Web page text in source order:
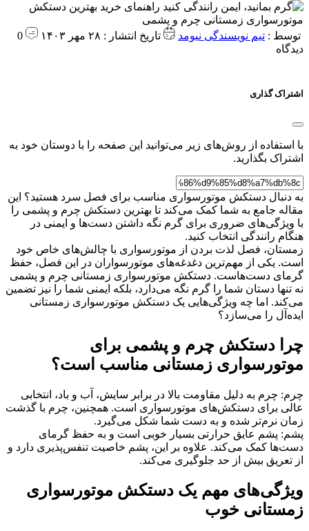
توسط : تیم نویسندگی نیومد تاریخ انتشار : ۲۸ مهر ۱۴۰۳
0
دیدگاه
اشتراک گذاری
با استفاده از روش‌های زیر می‌توانید این صفحه را با دوستان خود به
اشتراک بگذارید.
به دنبال دستکش موتورسواری مناسب برای فصل سرد هستید؟ این
مقاله جامع به شما کمک می‌کند تا بهترین دستکش چرم و پشمی را
با ویژگی‌های ضروری برای گرم نگه داشتن دست‌ها و ایمنی در
هنگام رانندگی انتخاب کنید.
زمستان، فصل لذت بردن از موتورسواری با چالش‌های خاص خود
است. یکی از مهم‌ترین دغدغه‌های موتورسواران در این فصل، حفظ
گرمای دست‌هاست. دستکش موتورسواری زمستانی چرم و پشمی
نه تنها دستان شما را گرم نگه می‌دارد، بلکه ایمنی شما را نیز تضمین
می‌کند. اما چه ویژگی‌هایی یک دستکش موتورسواری زمستانی
ایده‌آل را می‌سازد؟
چرا دستکش چرم و پشمی برای
موتورسواری زمستانی مناسب است؟
چرم: چرم به دلیل مقاومت بالا در برابر سایش، آب و باد، انتخابی
عالی برای دستکش‌های موتورسواری است. همچنین، چرم با گذشت
زمان نرم‌تر شده و به دست شما شکل می‌گیرد.
پشم: پشم عایق حرارتی بسیار خوبی است و به حفظ گرمای
دست‌ها کمک می‌کند. علاوه بر این، پشم خاصیت تنفس‌پذیری دارد و
از تعریق بیش از حد جلوگیری می‌کند.
ویژگی‌های مهم یک دستکش موتورسواری
زمستانی خوب